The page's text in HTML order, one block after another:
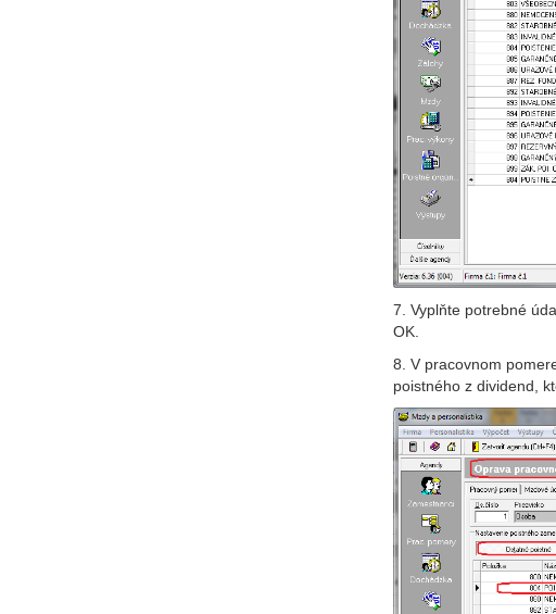
7. Vyplňte potrebné
OK.
8. V pracovnom
poistného z dividend,